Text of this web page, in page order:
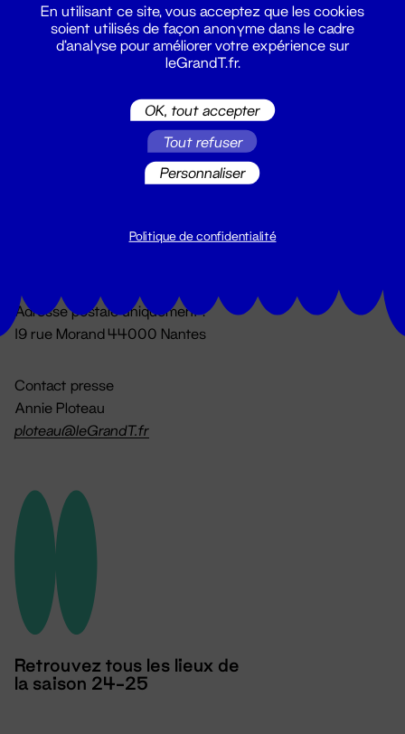
Du lundi au vendredi 14h → 18h
Adresse postale uniquement :
19 rue Morand 44000 Nantes
Contact presse
Annie Ploteau
ploteau@leGrandT.fr
Retrouvez tous les lieux de
la saison 24-25
En utilisant ce site, vous acceptez que les cookies
soient utilisés de façon anonyme dans le cadre
d'analyse pour améliorer votre expérience sur
leGrandT.fr.
OK, tout accepter
Tout refuser
Personnaliser
Politique de confidentialité